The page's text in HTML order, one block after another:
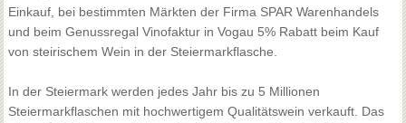
Einkauf, bei bestimmten Märkten der Firma SPAR Warenhandels
und beim Genussregal Vinofaktur in Vogau 5% Rabatt beim Kauf
von steirischem Wein in der Steiermarkflasche.
In der Steiermark werden jedes Jahr bis zu 5 Millionen
Steiermarkflaschen mit hochwertigem Qualitätswein verkauft. Das